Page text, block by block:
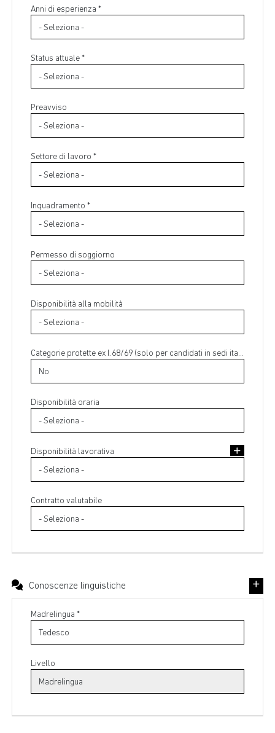
Anni di esperienza *
Status attuale *
Preavviso
Settore di lavoro *
Inquadramento *
Permesso di soggiorno
Disponibilità alla mobilità
Categorie protette ex l.68/69 (solo per candidati in sedi italiane)
Disponibilità oraria
Disponibilità lavorativa
Contratto valutabile
Conoscenze linguistiche
Madrelingua *
Livello